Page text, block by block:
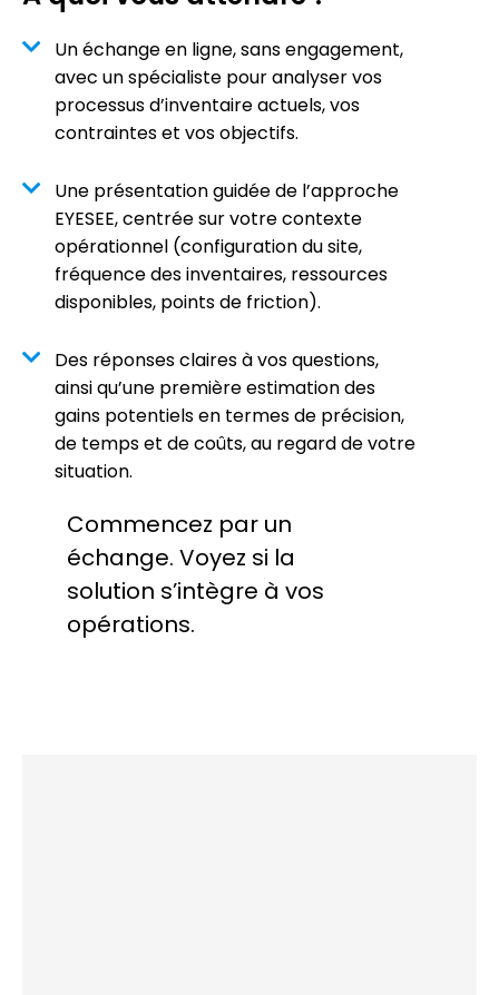
Un échange en ligne, sans engagement,
avec un spécialiste pour analyser vos
processus d’inventaire actuels, vos
contraintes et vos objectifs.
Une présentation guidée de l’approche
EYESEE, centrée sur votre contexte
opérationnel (configuration du site,
fréquence des inventaires, ressources
disponibles, points de friction).
Des réponses claires à vos questions,
ainsi qu’une première estimation des
gains potentiels en termes de précision,
de temps et de coûts, au regard de votre
situation.
Commencez par un
échange. Voyez si la
solution s’intègre à vos
opérations.